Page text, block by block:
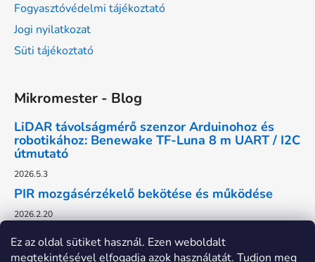
Ez az oldal sütiket használ. Ezen weboldalt
megtekintésével elfogadja azok használatát. Tudjon meg
Fogyasztóvédelmi tájékoztató
Jogi nyilatkozat
Süti tájékoztató
Mikromester - Blog
LiDAR távolságmérő szenzor Arduinohoz és
robotikához: Benewake TF-Luna 8 m UART / I2C
útmutató
2026.5.3
PIR mozgásérzékelő bekötése és működése
2026.2.20